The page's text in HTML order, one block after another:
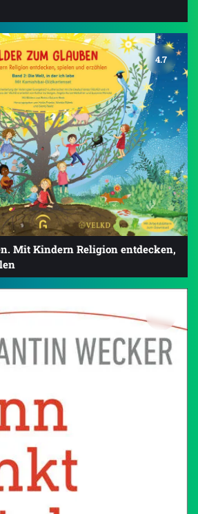
4.7
Mit Kindern Religion entdecken,